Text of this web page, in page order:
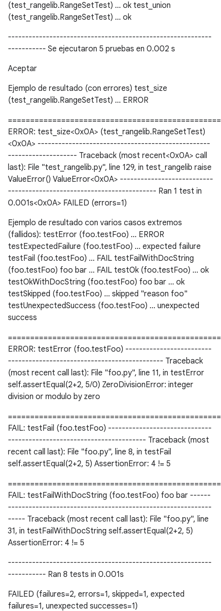
(test_rangelib.RangeSetTest) ... ok test_union
(test_rangelib.RangeSetTest) ... ok
-----------------------------------------------------------
----------- Se ejecutaron 5 pruebas en 0.002 s
Aceptar
Ejemplo de resultado (con errores) test_size
(test_rangelib.RangeSetTest) … ERROR
ERROR: test_size<0x0A> (test_rangelib.RangeSetTest)
<0x0A> --------------------------------------------------
-------------------- Traceback (most recent<0x0A> call
last): File "test_rangelib.py", line 129, in test_rangelib raise
ValueError() ValueError<0x0A> ---------------------------
------------------------------------------- Ran 1 test in
0.001s<0x0A> FAILED (errors=1)
Ejemplo de resultado con varios casos extremos
(fallidos): testError (foo.testFoo) … ERROR
testExpectedFailure (foo.testFoo) … expected failure
testFail (foo.testFoo) … FAIL testFailWithDocString
(foo.testFoo) foo bar … FAIL testOk (foo.testFoo) … ok
testOkWithDocString (foo.testFoo) foo bar … ok
testSkipped (foo.testFoo) … skipped "reason foo"
testUnexpectedSuccess (foo.testFoo) … unexpected
success
ERROR: testError (foo.testFoo) -------------------------
--------------------------------------------- Traceback
(most recent call last): File "foo.py", line 11, in testError
self.assertEqual(2+2, 5/0) ZeroDivisionError: integer
division or modulo by zero
FAIL: testFail (foo.testFoo) ------------------------------
---------------------------------------- Traceback (most
recent call last): File "foo.py", line 8, in testFail
self.assertEqual(2+2, 5) AssertionError: 4 != 5
FAIL: testFailWithDocString (foo.testFoo) foo bar ------
-----------------------------------------------------------
----- Traceback (most recent call last): File "foo.py", line
31, in testFailWithDocString self.assertEqual(2+2, 5)
AssertionError: 4 != 5
-----------------------------------------------------------
----------- Ran 8 tests in 0.001s
FAILED (failures=2, errors=1, skipped=1, expected
failures=1, unexpected successes=1)